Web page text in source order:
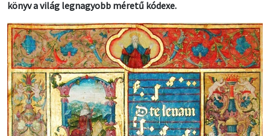
könyv a világ legnagyobb méretű kódexe.